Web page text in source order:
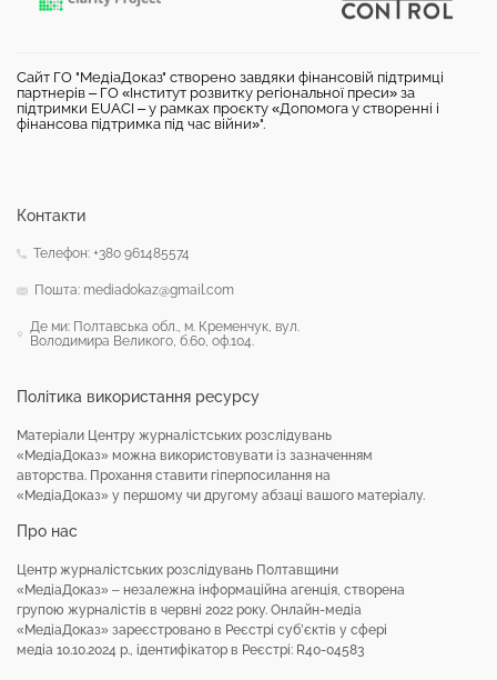
Сайт ГО "МедіаДоказ" створено завдяки фінансовій підтримці
партнерів – ГО «Інститут розвитку регіональної преси» за
підтримки EUACI – у рамках проєкту «Допомога у створенні і
фінансова підтримка під час війни»".
Про нас
Центр журналістських розслідувань Полтавщини
«МедіаДоказ» – незалежна інформаційна агенція, створена
групою журналістів в червні 2022 року. Онлайн-медіа
«МедіаДоказ» зареєстровано в Реєстрі суб’єктів у сфері
медіа 10.10.2024 р., ідентифікатор в Реєстрі: R40-04583
Політика використання ресурсу
Матеріали Центру журналістських розслідувань
«МедіаДоказ» можна використовувати із зазначенням
авторства. Прохання ставити гіперпосилання на
«МедіаДоказ» у першому чи другому абзаці вашого матеріалу.
Контакти
Телефон: +380 961485574
Пошта: mediadokaz@gmail.com
Де ми: Полтавська обл., м. Кременчук, вул.
Володимира Великого, б.60, оф.104.